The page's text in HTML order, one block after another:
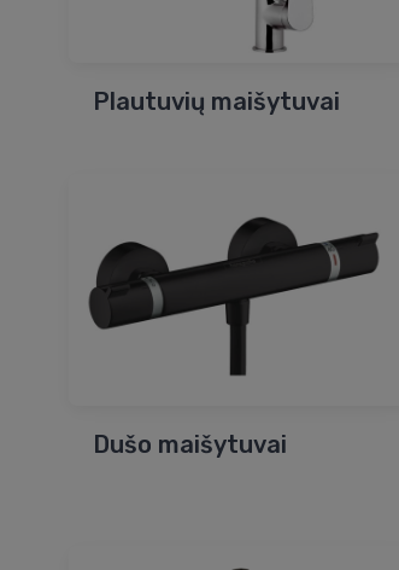
Plautuvių maišytuvai
Dušo maišytuvai